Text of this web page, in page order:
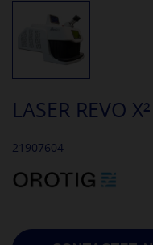
LASER REVO
21907604